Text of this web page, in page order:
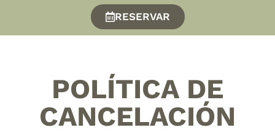
RESERVAR
POLÍTICA DE
CANCELACIÓN